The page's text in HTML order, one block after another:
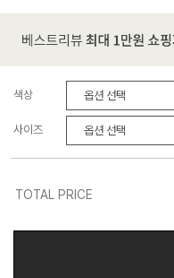
색상
사이즈
TOTAL PRICE